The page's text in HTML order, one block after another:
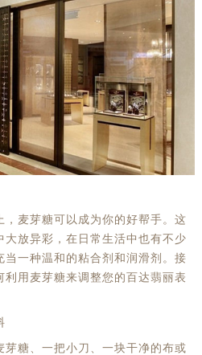
麦芽糖可以成为你的好帮手。这
放异彩，在日常生活中也有不少
一种温和的粘合剂和润滑剂。接
用麦芽糖来调整您的百达翡丽表
糖、一把小刀、一块干净的布或